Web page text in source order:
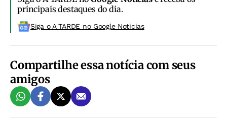
principais destaques do dia.
Siga o A TARDE no Google Noticias
Compartilhe essa notícia com seus
amigos